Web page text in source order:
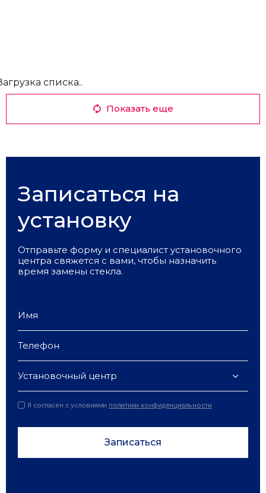
списка..
Показать еще
Записаться на
установку
Отправьте форму и специалист установочного
центра свяжется с вами, чтобы назначить
время замены стекла.
Установочный центр
Я согласен с условиями политики конфиденциальности
Записаться